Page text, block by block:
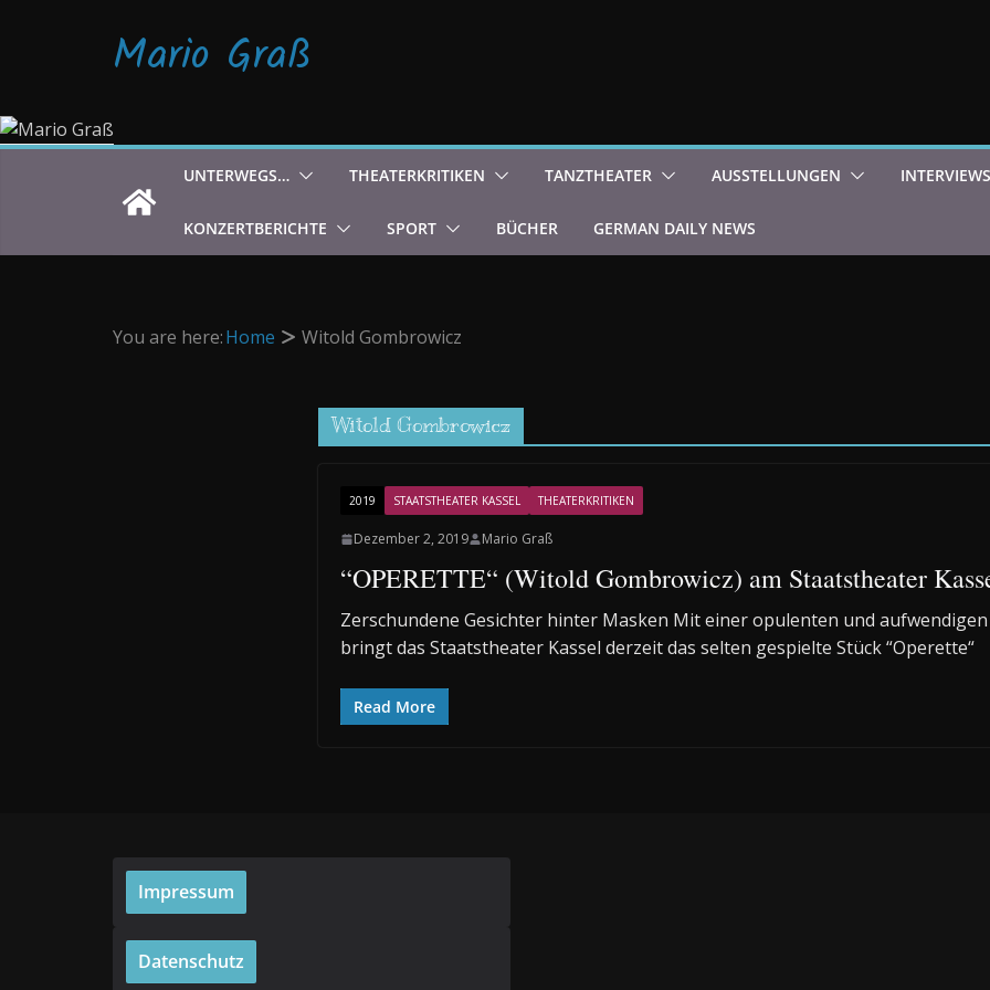
Mario Graß
UNTERWEGS… THEATERKRITIKEN TANZTHEATER AUSSTELLUNGEN INTERVIEWS
KONZERTBERICHTE SPORT BÜCHER GERMAN DAILY NEWS
You are here:Home Witold Gombrowicz
Witold Gombrowicz
2019 STAATSTHEATER KASSEL THEATERKRITIKEN
Dezember 2, 2019 Mario Graß
“OPERETTE“ (Witold Gombrowicz) am Staatstheater
Zerschundene Gesichter hinter Masken Mit einer opulenten und
bringt das Staatstheater Kassel derzeit das selten gespielte Stück “Operette“
Read More
Impressum
Datenschutz